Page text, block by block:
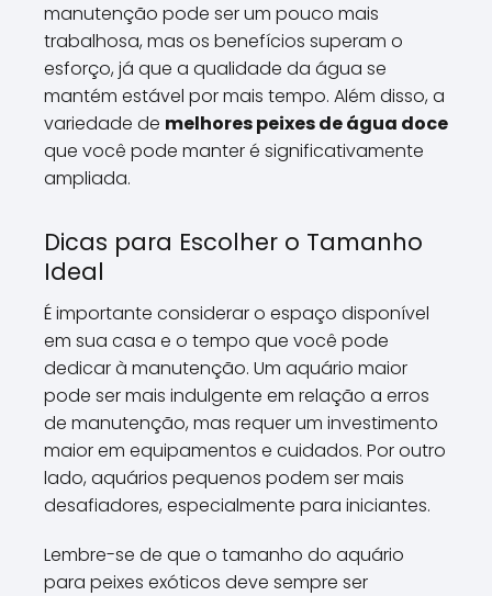
manutenção pode ser um pouco mais
trabalhosa, mas os benefícios superam o
esforço, já que a qualidade da água se
mantém estável por mais tempo. Além disso, a
variedade de melhores peixes de água doce
que você pode manter é significativamente
ampliada.
Dicas para Escolher o Tamanho
Ideal
É importante considerar o espaço disponível
em sua casa e o tempo que você pode
dedicar à manutenção. Um aquário maior
pode ser mais indulgente em relação a erros
de manutenção, mas requer um investimento
maior em equipamentos e cuidados. Por outro
lado, aquários pequenos podem ser mais
desafiadores, especialmente para iniciantes.
Lembre-se de que o tamanho do aquário
para peixes exóticos deve sempre ser